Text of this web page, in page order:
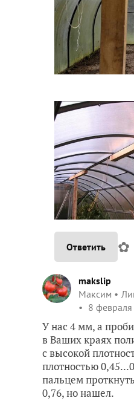
Ответить ✿
makslip
Максим
8
У нас 4 мм, а
в Ваших краях
с высокой
плотностью
пальцем
0,76, но нашел.